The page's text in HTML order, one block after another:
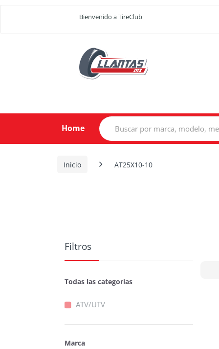
Bienvenido a TireClub
Home
Search
for:
Inicio AT25X10-10
Filtros
Todas las categorías
ATV/UTV
Marca